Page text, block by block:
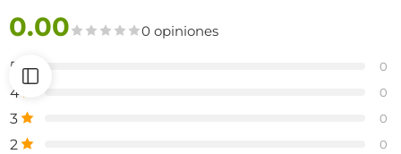
0.00 0 opiniones
5 0
4 0
3 0
2 0